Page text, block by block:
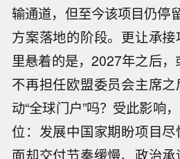
输通道，但至今该项目仍停
方案落地的阶段。更让承
里悬着的是，2027年之后
不再担任欧盟委员会主席
动“全球门户”吗？受此影响
位：发展中国家期盼项目
面却交付节奏缓慢、政治